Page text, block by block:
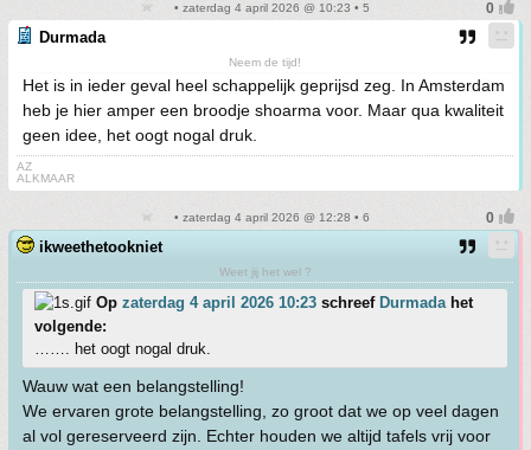
• zaterdag 4 april 2026 @ 10:23 • 5
Durmada
Neem de tijd!
Het is in ieder geval heel schappelijk geprijsd zeg. In Amsterdam
heb je hier amper een broodje shoarma voor. Maar qua kwaliteit
geen idee, het oogt nogal druk.
AZ
ALKMAAR
• zaterdag 4 april 2026 @ 12:28 • 6
ikweethetookniet
Weet jij het wel ?
Op zaterdag 4 april 2026 10:23 schreef Durmadahet
volgende:
……. het oogt nogal druk.
Wauw wat een belangstelling!
We ervaren grote belangstelling, zo groot dat we op veel dagen
al vol gereserveerd zijn. Echter houden we altijd tafels vrij voor